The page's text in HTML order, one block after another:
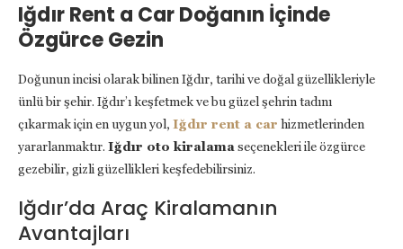
Iğdır Rent a Car Doğanın İçinde
Özgürce Gezin
Doğunun incisi olarak bilinen Iğdır, tarihi ve doğal güzellikleriyle
ünlü bir şehir. Iğdır’ı keşfetmek ve bu güzel şehrin tadını
çıkarmak için en uygun yol, Iğdır rent a car hizmetlerinden
yararlanmaktır. Iğdır oto kiralamaseçenekleri ile özgürce
gezebilir, gizli güzellikleri keşfedebilirsiniz.
Iğdır’da Araç Kiralamanın
Avantajları